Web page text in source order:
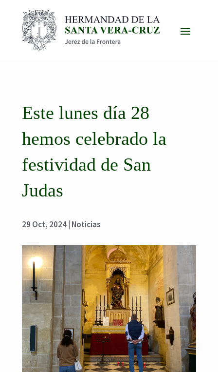
Este lunes día 28
hemos celebrado la
festividad de San
Judas
29 Oct, 2024| Noticias